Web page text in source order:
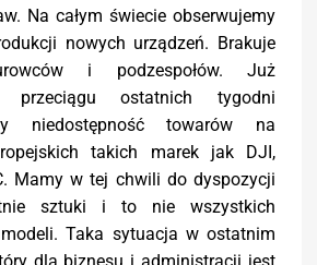
Na całym świecie obserwujemy
nowych urządzeń. Brakuje
i podzespołów. Już
przeciągu ostatnich tygodni
niedostępność towarów na
takich marek jak DJI,
Mamy w tej chwili do dyspozycji
sztuki i to nie wszystkich
Taka sytuacja w ostatnim
dla biznesu i administracji jest